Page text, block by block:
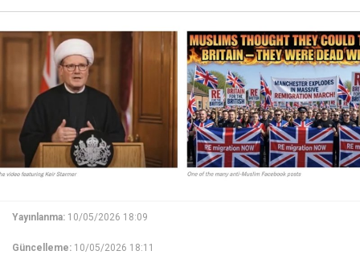
Yayınlanma: 10/05/2026 18:09
Güncelleme: 10/05/2026 18:11